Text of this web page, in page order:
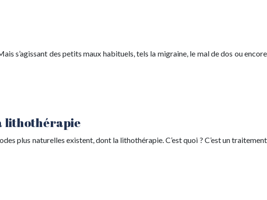
s’agissant des petits maux habituels, tels la migraine, le mal de dos ou encore
lithothérapie
plus naturelles existent, dont la lithothérapie. C’est quoi ? C’est un traitement